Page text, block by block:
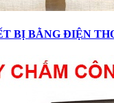
BỊ BẰNG ĐIỆN